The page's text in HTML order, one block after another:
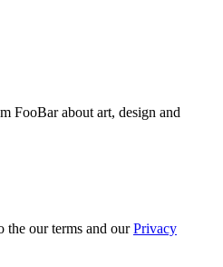
FooBar about art, design and
the our terms and ourPrivacy